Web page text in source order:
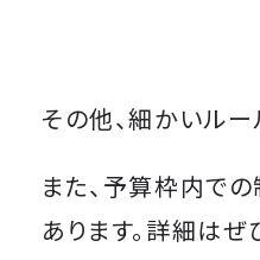
その他、細かいルー
また、予算枠内で
あります。詳細はぜ